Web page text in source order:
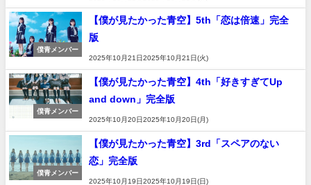
僕青メンバー
【僕が見たかった青空】5th「恋は倍速」完全
版
2025年10月21日2025年10月21日(火)
僕青メンバー
【僕が見たかった青空】4th「好きすぎてUp
and down」完全版
2025年10月20日2025年10月20日(月)
僕青メンバー
【僕が見たかった青空】3rd「スペアのない
恋」完全版
2025年10月19日2025年10月19日(日)